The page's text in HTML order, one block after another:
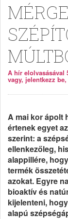
A hír elolvasásával
vagy, jelentkezz
A mai kor ápolt
értenek egyet
szerint: a
ellenkezőleg,
alappillére,
termék
azokat. Egyre
bioaktív és
kijelenteni,
alapú